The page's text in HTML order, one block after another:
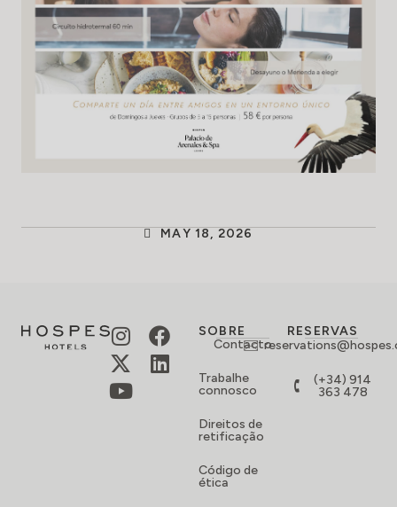
MAY 18, 2026
SOBRE
Contacto
Trabalhe
connosco
Direitos de
retificação
Código de
ética
RESERVAS
(+34) 914
363 478